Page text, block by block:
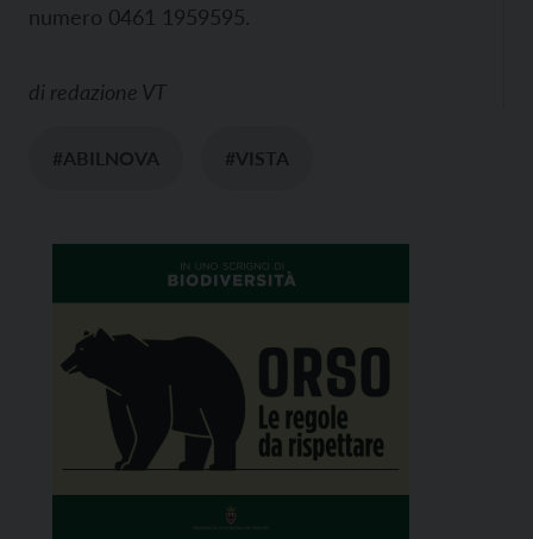
numero 0461 1959595.
di redazione VT
#ABILNOVA #VISTA